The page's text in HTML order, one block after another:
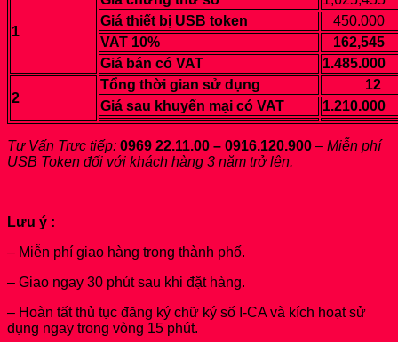
1
Giá thiết bị USB token
450.000
VAT 10%
162,545
Giá bán có VAT
1.485.000
2
Tổng thời gian sử dụng
12
Giá sau khuyến mại có VAT
1.210.000
Tư Vấn Trực tiếp: 0969 22.11.00 – 0916.120.900 – Miễn phí
USB Token đối với khách hàng 3 năm trở lên.
Lưu ý :
– Miễn phí giao hàng trong thành phố.
– Giao ngay 30 phút sau khi đặt hàng.
– Hoàn tất thủ tục đăng ký chữ ký số I-CA và kích hoạt sử
dụng ngay trong vòng 15 phút.